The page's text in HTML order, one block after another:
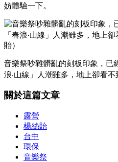
妨體驗一下。
音樂祭吵雜髒亂的刻板印象，已
浪‧山線」人潮雖多，地上卻看不
關於這篇文章
露營
楊絲貽
台中
環保
音樂祭